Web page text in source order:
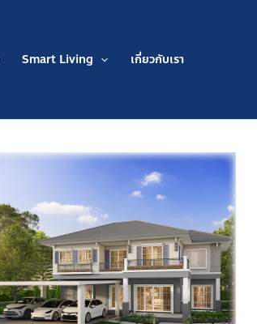
Smart Living เกี่ยวกับเรา